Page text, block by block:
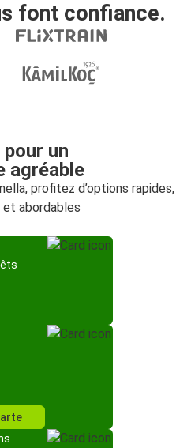
font confiance.
un
agréable
profitez d’options rapides,
abordables